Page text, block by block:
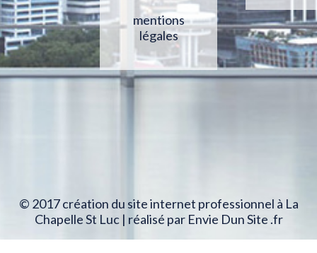
mentions
légales
© 2017 création du site internet professionnel à La
Chapelle St Luc | réalisé par Envie Dun Site .fr